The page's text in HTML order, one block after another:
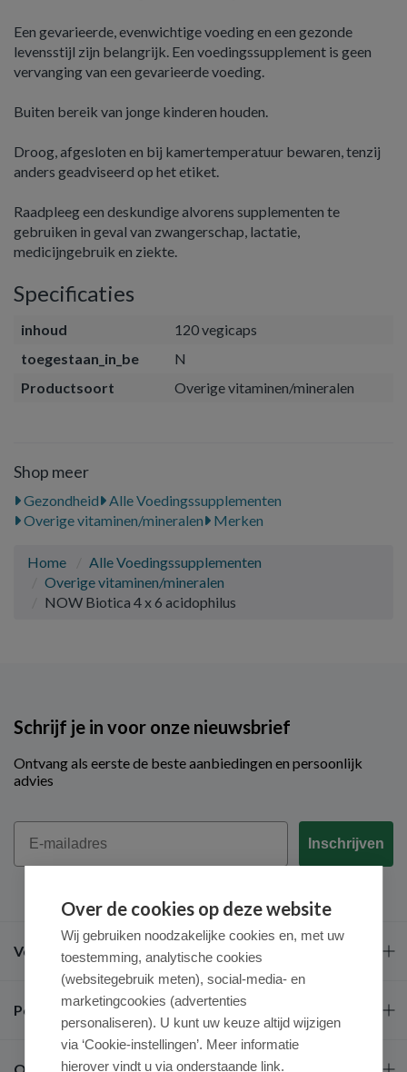
Een gevarieerde, evenwichtige voeding en een gezonde
levensstijl zijn belangrijk. Een voedingssupplement is geen
vervanging van een gevarieerde voeding.
Buiten bereik van jonge kinderen houden.
Droog, afgesloten en bij kamertemperatuur bewaren, tenzij
anders geadviseerd op het etiket.
Raadpleeg een deskundige alvorens supplementen te
gebruiken in geval van zwangerschap, lactatie,
medicijngebruik en ziekte.
Specificaties
inhoud
120 vegicaps
toegestaan_in_be
N
Productsoort
Overige vitaminen/mineralen
Shop meer
Gezondheid
Alle Voedingssupplementen
Overige vitaminen/mineralen
Merken
Home
Alle Voedingssupplementen
Overige vitaminen/mineralen
NOW Biotica 4 x 6 acidophilus
Schrijf je in voor onze nieuwsbrief
Ontvang als eerste de beste aanbiedingen en persoonlijk
advies
Email
Inschrijven
Veel gestelde vragen
Populaire merken
Over de cookies op deze website
Wij gebruiken noodzakelijke cookies en, met uw
toestemming, analytische cookies
(websitegebruik meten), social-media- en
marketingcookies (advertenties
personaliseren). U kunt uw keuze altijd wijzigen
via ‘Cookie-instellingen’. Meer informatie
hierover vindt u via onderstaande link.